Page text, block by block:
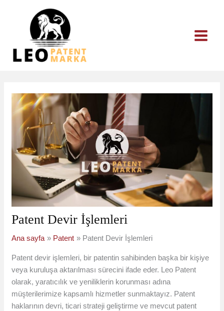
Patent Devir İşlemleri
Ana sayfa Patent Patent Devir İşlemleri
Patent devir işlemleri, bir patentin sahibinden başka bir kişiye
veya kuruluşa aktarılması sürecini ifade eder. Leo Patent
olarak, yaratıcılık ve yeniliklerin korunması adına
müşterilerimize kapsamlı hizmetler sunmaktayız. Patent
haklarının devri, ticari strateji geliştirme ve mevcut patent